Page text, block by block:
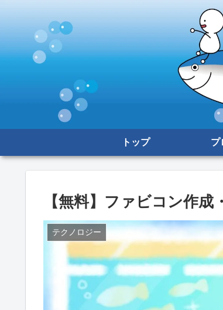
トップ プ
【無料】ファビコン作
テクノロジー